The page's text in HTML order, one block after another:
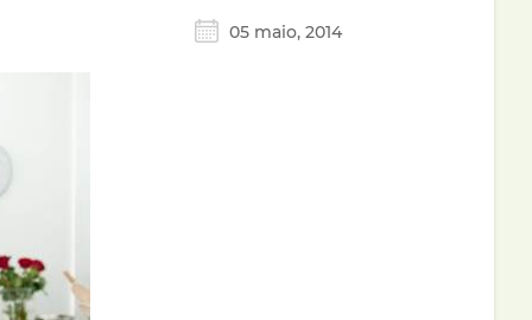
05 maio, 2014